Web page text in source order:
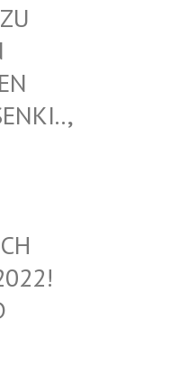
D
Z
Z
E
I